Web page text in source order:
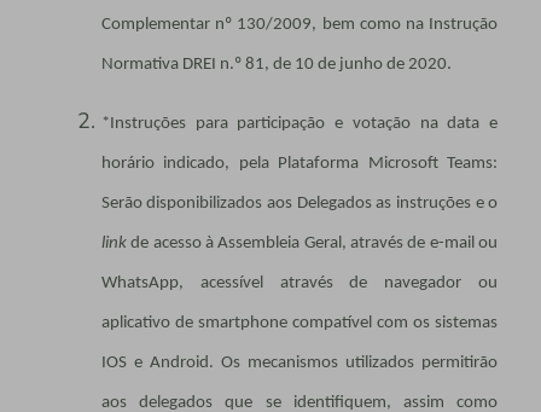
Complementar nº 130/2009, bem como na Instrução
Normativa DREI n.º 81, de 10 de junho de 2020.
*Instruções para participação e votação na data e
horário indicado, pela Plataforma Microsoft Teams:
Serão disponibilizados aos Delegados as instruções e o
linkde acesso à Assembleia Geral, através de e-mail ou
WhatsApp, acessível através de navegador ou
aplicativo de smartphone compatível com os sistemas
IOS e Android. Os mecanismos utilizados permitirão
aos delegados que se identifiquem, assim como